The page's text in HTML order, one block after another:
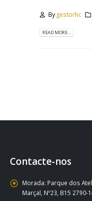
By gestorhc
READ MORE...
Contacte-nos
Morada: Parque dos
Marçal, Nº23, B15 2790-